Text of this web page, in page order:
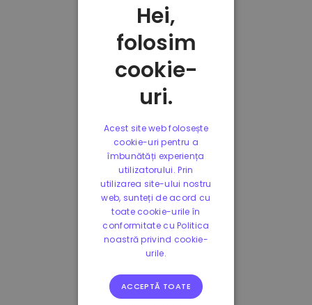
Hei,
folosim
cookie-
uri.
Acest site web folosește
cookie-uri pentru a
îmbunătăți experiența
utilizatorului. Prin
utilizarea site-ului nostru
web, sunteți de acord cu
toate cookie-urile în
conformitate cu Politica
noastră privind cookie-
urile.
ACCEPTĂ TOATE